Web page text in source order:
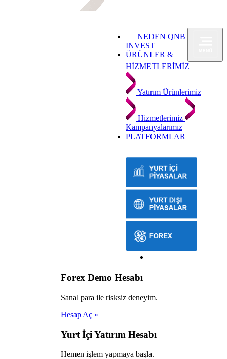
NEDEN QNB
INVEST
ÜRÜNLER &
HİZMETLERİMİZ
Yatırım Ürünlerimiz
Hizmetlerimiz
Kampanyalarımız
PLATFORMLAR
Forex Demo Hesabı
Sanal para ile risksiz deneyim.
Hesap Aç »
Yurt İçi Yatırım Hesabı
Hemen işlem yapmaya başla.